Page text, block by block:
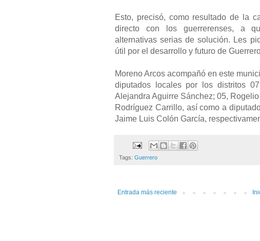
Esto, precisó, como resultado de la
directo con los guerrerenses, a
alternativas serias de solución. Les
útil por el desarrollo y futuro de
Moreno Arcos acompañó en este
diputados locales por los distritos
Alejandra Aguirre Sánchez; 05,
Rodríguez Carrillo, así como a
Jaime Luis Colón García,
Tags: Guerrero
Entrada más reciente